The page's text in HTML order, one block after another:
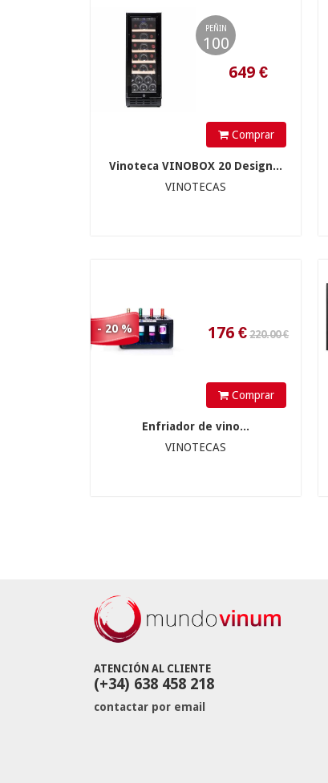
PEÑIN
100
Comprar
Vinoteca VINOBOX 20 Design...
VINOTECAS
- 20 %
220.00 €
Comprar
Enfriador de vino...
VINOTECAS
ATENCIÓN AL CLIENTE
(+34) 638 458 218
contactar por email